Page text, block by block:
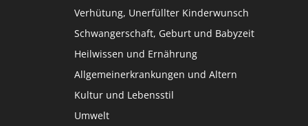
Verhütung, Unerfüllter Kinderwunsch
Schwangerschaft, Geburt und Babyzeit
Heilwissen und Ernährung
Allgemeinerkrankungen und Altern
Kultur und Lebensstil
Umwelt